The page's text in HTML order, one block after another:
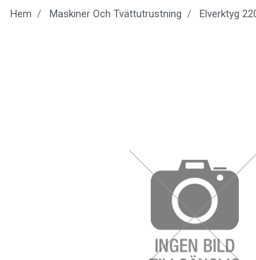
Hem Maskiner Och Tvättutrustning Elverktyg